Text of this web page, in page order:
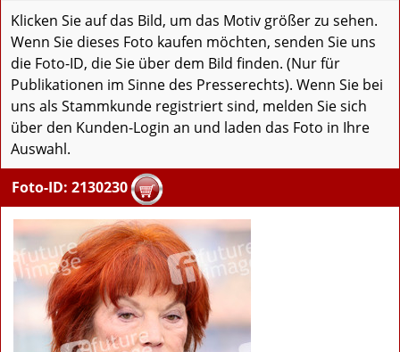
Klicken Sie auf das Bild, um das Motiv größer zu sehen.
Wenn Sie dieses Foto kaufen möchten, senden Sie uns
die Foto-ID, die Sie über dem Bild finden. (Nur für
Publikationen im Sinne des Presserechts). Wenn Sie bei
uns als Stammkunde registriert sind, melden Sie sich
über den Kunden-Login an und laden das Foto in Ihre
Auswahl.
Foto-ID: 2130230